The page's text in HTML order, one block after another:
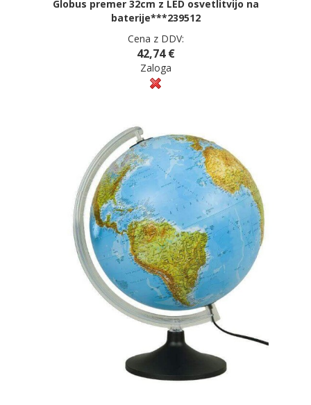
Globus premer 32cm z LED osvetlitvijo na
baterije***239512
Cena z DDV:
42,74 €
Zaloga